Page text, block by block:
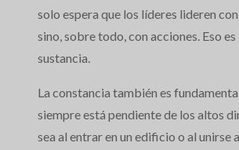
solo espera que los líderes lideren
sino, sobre todo, con acciones. Eso es
sustancia.
La constancia también es
siempre está pendiente de los altos
sea al entrar en un edificio o al unirse